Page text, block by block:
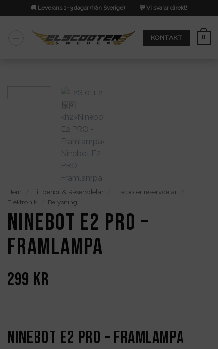
to
🚚 Leverans 1–3 dagar (från Sverige) 💬 Vi svarar direkt!
KONTAKT 0
Hem Tillbehör & Reservdelar Elscooter reservdelar
Elektronik
Belysning
Ninebot E2 PRO –
Framlampa
299 kr
Ninebot E2 PRO – Framlampa